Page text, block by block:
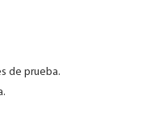
de prueba.